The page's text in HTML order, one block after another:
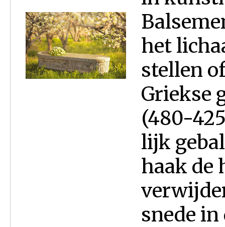
het
stellen
Griekse
(480-
lijk
haak de
snede in